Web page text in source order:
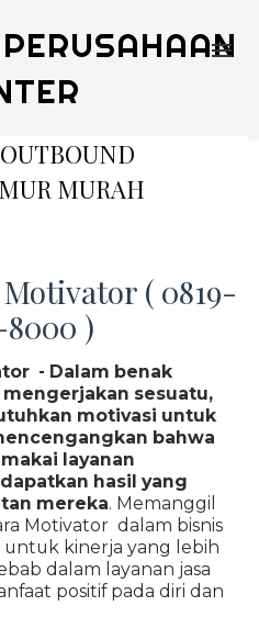
MURAH
( 0819-
8000 )
- Dalam benak
sesuatu,
motivasi untuk
bahwa
layanan
hasil yang
mereka. Memanggil
Motivator dalam bisnis
kinerja yang lebih
dalam layanan jasa
positif pada diri dan